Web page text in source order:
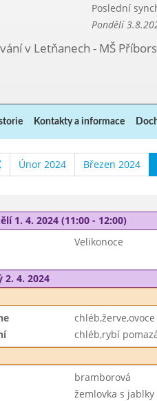
Poslední
Pondělí
v Letňanech - MŠ
Kontakty a informace
Únor 2024 Březen 2024
1. 4. 2024 (11:00 - 12:00)
Velikonoce
2. 4. 2024
chléb,žerve,ovoce
chléb,rybí
bramborová
žemlovka s jablky